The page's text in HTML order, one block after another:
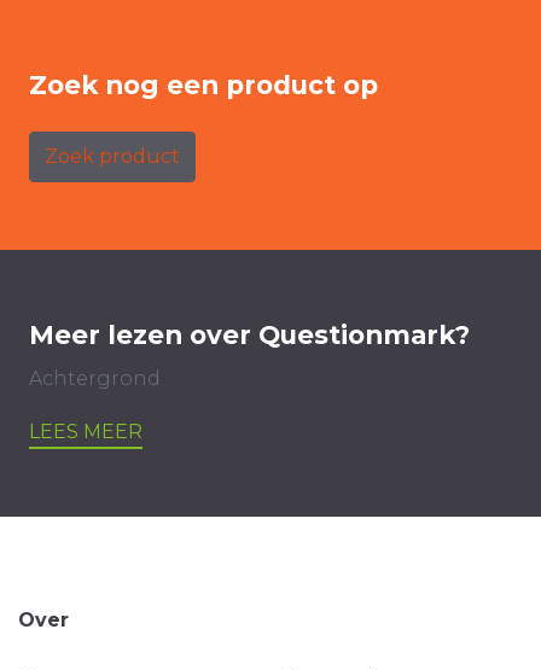
Zoek nog een product op
Zoek product
Meer lezen over Questionmark?
Achtergrond
LEES MEER
Over